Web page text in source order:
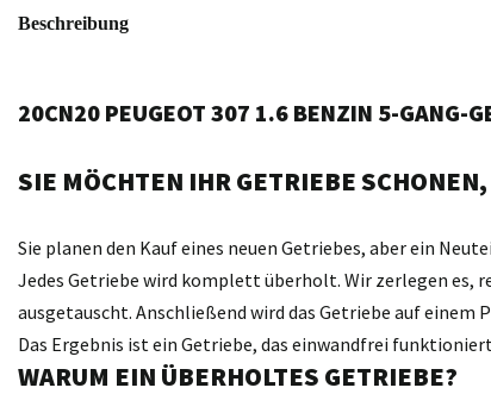
Beschreibung
20CN20 PEUGEOT 307 1.6 BENZIN 5-GANG-
SIE MÖCHTEN IHR GETRIEBE
Sie planen den Kauf eines neuen Getriebes, aber ein
Jedes Getriebe wird komplett überholt. Wir zerlegen es,
ausgetauscht. Anschließend wird das Getriebe auf
Das Ergebnis ist ein Getriebe, das einwandfrei
WARUM EIN ÜBERHOLTES GETRIEBE?